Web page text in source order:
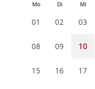
Mo Di Mi
01 02 03
08 09 10
15 16 17